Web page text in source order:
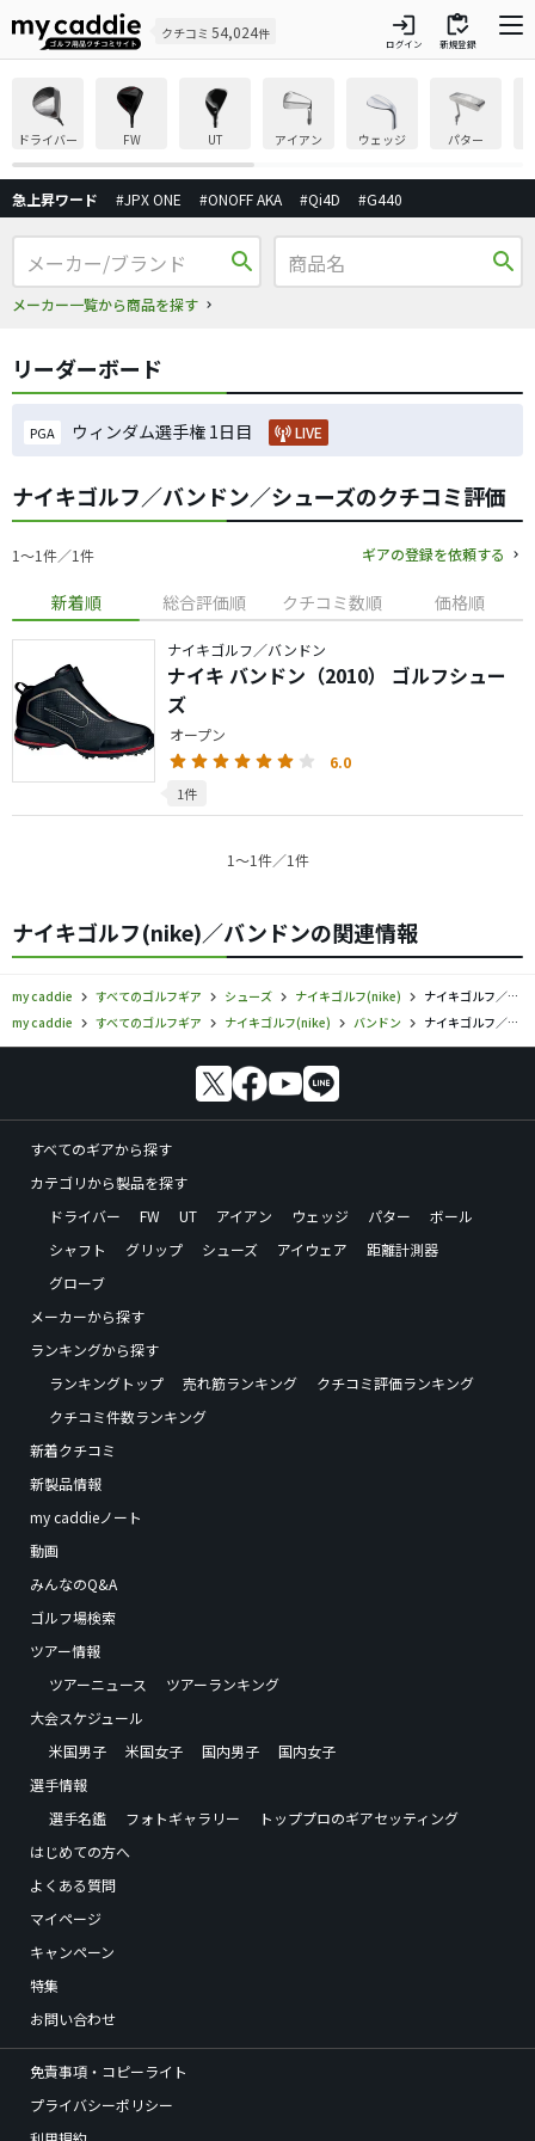
クチコミ 54,024件 login
ログイン
inventory
新規登録
ドライバー FW UT アイアン ウェッジ パター
急上昇ワード #JPX ONE #ONOFF AKA #Qi4D #G440
search
メーカー一覧から商品を探す
search
リーダーボード
PGA ウィンダム選手権 1日目 LIVE
ナイキゴルフ／バンドン／シューズのクチコミ評価
1〜1件／1件 ギアの登録を依頼する
新着順 総合評価順 クチコミ数順 価格順
ナイキゴルフ／バンドン
ナイキ バンドン（2010） ゴルフシュー
ズ
オープン
6.0
1件
1〜1件／1件
ナイキゴルフ(nike)／バンドンの関連情報
my caddie すべてのゴルフギア シューズ ナイキゴルフ(nike)
ナイキゴルフ／バンドン／シューズの口コミ評価
my caddie
すべてのゴルフギア ナイキゴルフ(nike) バンドン ナイキゴルフ／バンドン／シューズの口コミ評価
すべてのギアから探す
カテゴリから製品を探す
ドライバー
FW UT アイアン ウェッジ パター
ボール
シャフト
グリップ シューズ アイウェア
距離計測器
グローブ
メーカーから探す
ランキングから探す
ランキングトップ
売れ筋ランキング
クチコミ評価ランキング
クチコミ件数ランキング
新着クチコミ
新製品情報
my caddieノート
動画
みんなのQ&A
ゴルフ場検索
ツアー情報
ツアーニュース
ツアーランキング
大会スケジュール
米国男子
米国女子 国内男子
国内女子
選手情報
選手名鑑
フォトギャラリー
トッププロのギアセッティング
はじめての方へ
よくある質問
マイページ
キャンペーン
特集
お問い合わせ
免責事項・コピーライト
プライバシーポリシー